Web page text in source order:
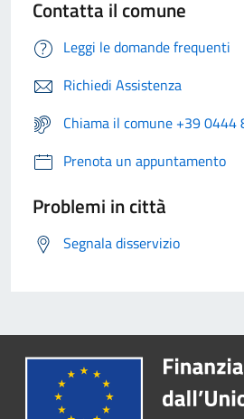
Contatta il comune
Leggi le domande frequenti
Richiedi Assistenza
Chiama il comune +39 0444
Prenota un appuntamento
Problemi in città
Segnala disservizio